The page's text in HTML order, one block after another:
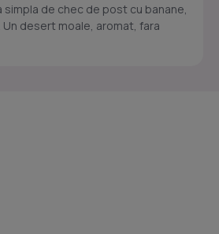
de chec de post cu banane,
Un desert moale, aromat, fara